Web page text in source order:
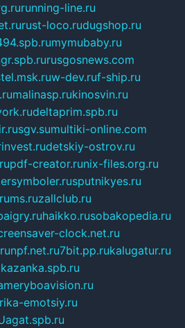
running-line.ru
rust-loco.rudugshop.ru
mymubaby.ru
rusgosnews.com
w-dev.ruf-ship.ru
malinasp.rukinosvin.ru
deltaprim.spb.ru
sgv.sumultiki-online.com
detskiy-ostrov.ru
pdf-creator.runix-files.org.ru
sputnikyes.ru
zallclub.ru
haikko.rusobakopedia.ru
clock.net.ru
npf.net.ru7bit.pp.rukalugatur.ru
kazanka.spb.ru
emotsiy.ru
agat.spb.ru